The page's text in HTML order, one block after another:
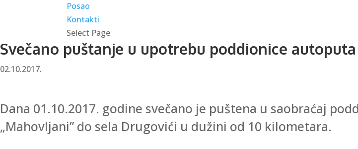
Posao
Kontakti
Select Page
Svečano puštanje u upotrebu poddionice
02.10.2017.
Dana 01.10.2017. godine svečano je puštena u saobraćaj
„Mahovljani” do sela Drugovići u dužini od 10 kilometara.